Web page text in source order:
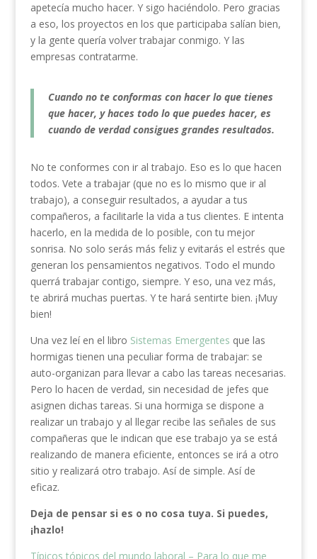
apetecía mucho hacer. Y sigo haciéndolo. Pero gracias
a eso, los proyectos en los que participaba salían bien,
y la gente quería volver trabajar conmigo. Y las
empresas contratarme.
Cuando no te conformas con hacer lo que tienes
que hacer, y haces todo lo que puedes hacer, es
cuando de verdad consigues grandes resultados.
No te conformes con ir al trabajo. Eso es lo que hacen
todos. Vete a trabajar (que no es lo mismo que ir al
trabajo), a conseguir resultados, a ayudar a tus
compañeros, a facilitarle la vida a tus clientes. E intenta
hacerlo, en la medida de lo posible, con tu mejor
sonrisa. No solo serás más feliz y evitarás el estrés que
generan los pensamientos negativos. Todo el mundo
querrá trabajar contigo, siempre. Y eso, una vez más,
te abrirá muchas puertas. Y te hará sentirte bien. ¡Muy
bien!
Una vez leí en el libro Sistemas Emergentes que las
hormigas tienen una peculiar forma de trabajar: se
auto-organizan para llevar a cabo las tareas necesarias.
Pero lo hacen de verdad, sin necesidad de jefes que
asignen dichas tareas. Si una hormiga se dispone a
realizar un trabajo y al llegar recibe las señales de sus
compañeras que le indican que ese trabajo ya se está
realizando de manera eficiente, entonces se irá a otro
sitio y realizará otro trabajo. Así de simple. Así de
eficaz.
Deja de pensar si es o no cosa tuya. Si puedes,
¡hazlo!
Típicos tópicos del mundo laboral – Para lo que me